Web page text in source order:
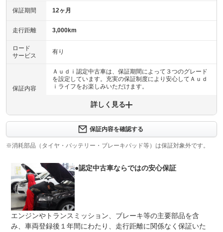
保証期間 12ヶ月
走行距離 3,000km
ロード
サービス
有り
保証内容
Ａｕｄｉ認定中古車は、保証期間によって３つのグレード
を設定しています。充実の保証制度により安心してＡｕｄ
ｉライフをお楽しみいただけます。
保証内容について問い合わせる
プレミアム５．初度登録１年以内の車両に２年間保証をプ
ラス。新車保証の残期間に加え、さらに２年保証します。
※新車保証＋２年保証Ａｕｄｉ認定中古車全てのグレード
で延長保証１年または２年にご加入致けます
修理回数 無制限
上限金額
車両本体価格
無償で修理する限度額は、保証期間累計で対象車両の販売
価格（消費税抜）までといたします。
免責金
無し
保証修理の対象となる場合は、お客様の費用負担は一切ご
ざいません。
詳しく見る
保証内容を確認する
※消耗部品（タイヤ・バッテリー・ブレーキパッド等）は保証対象外です。
●認定中古車ならではの安心保証
エンジンやトランスミッション、ブレーキ等の主要部品を含
み、車両登録後１年間にわたり、走行距離に関係なく保証いた